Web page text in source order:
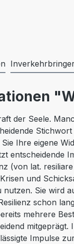
der Seele.
Ihre eigene
entscheidende
(von lat.
und
nutzen. Sie wird
schon
mehrere
Impulse